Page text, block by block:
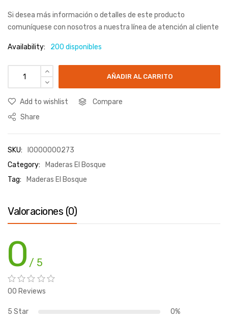
Si desea más información o detalles de este producto
comuníquese con nosotros a nuestra línea de atención al cliente
Availability: 200 disponibles
AÑADIR AL CARRITO
Add to wishlist
Compare
Share
SKU:
I0000000273
Category:
Maderas El Bosque
Tag:
Maderas El Bosque
Valoraciones (0)
0 / 5
00 Reviews
5 Star
0%